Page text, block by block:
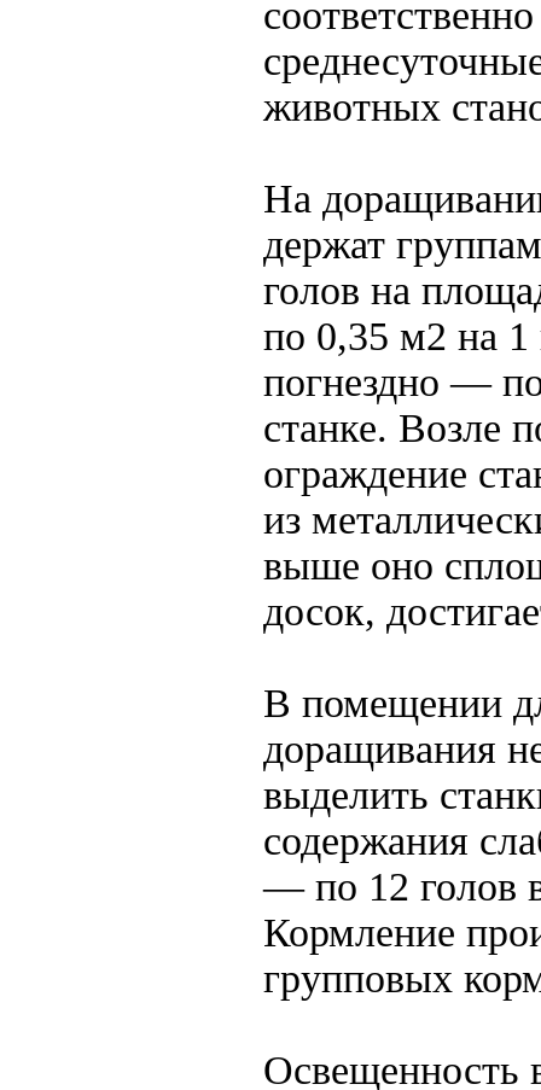
соответственно
животных
На
держат
голов на
по 0,35 м2 на 1
погнездно —
станке. Возле
ограждение
из
выше оно
досок,
В помещении
доращивания
выделить
содержания
— по 12 голов
Кормление
групповых
Освещенность